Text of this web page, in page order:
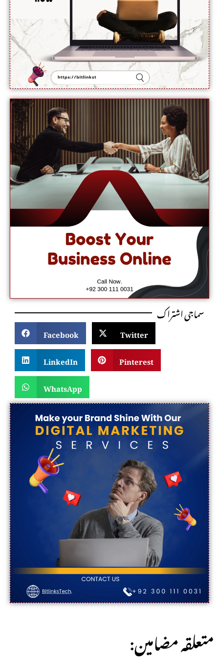
سے
انکار کر
دیا
سماجی اشتراک
Facebook
Twitter
LinkedIn
Pinterest
WhatsApp
:متعلقہ مضامین